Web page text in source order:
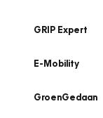
GRIP Expert
E-Mobility
GroenGedaan